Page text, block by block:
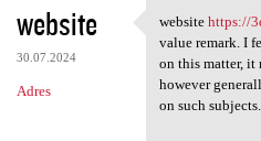
website
30.07.2024
Adres
website
website https://
value remark. I
on this matter, it
however
on such